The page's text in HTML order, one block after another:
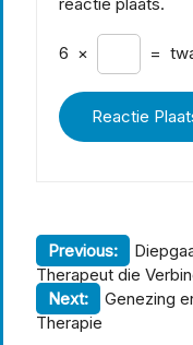
6 × =
Previous:
Therapeut die
Next:
Genezing
Therapie